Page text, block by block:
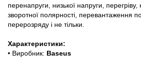
перенапруги, низької напруги, перегріву,
зворотної полярності, перевантаження
перерозряду і не тільки.
Характеристики:
• Виробник: Baseus